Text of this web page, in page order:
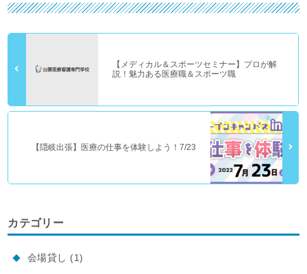
【メディカル＆スポーツセミナー】プロが解
説！魅力ある医療職＆スポーツ職
【隠岐出張】医療の仕事を体験しよう！7/23
カテゴリー
会場貸し (1)